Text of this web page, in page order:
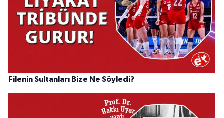
Filenin Sultanları Bize Ne Söyledi?